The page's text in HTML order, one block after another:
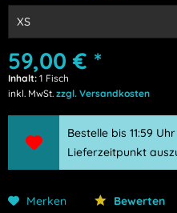
59,00 € *
Inhalt: 1 Fisch
inkl. MwSt. zzgl. Versandkosten
Bestelle bis 11:59
Lieferzeitpunkt
Merken Bewerten